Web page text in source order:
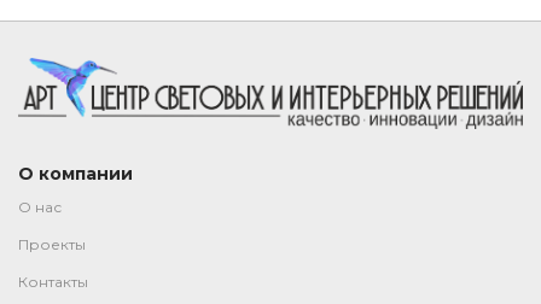
О компании
О нас
Проекты
Контакты